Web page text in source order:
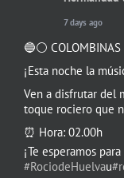
7 days ago
🔵⚪️
¡Esta noche la
Ven a disfrutar del
toque rociero que
⏰ Hora: 02.00h
¡Te esperamos
#RociodeHuelvau